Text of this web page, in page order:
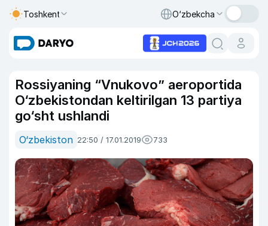
Toshkent O‘zbekcha
Rossiyaning “Vnukovo” aeroportida
O‘zbekistondan keltirilgan 13 partiya
go‘sht ushlandi
O‘zbekiston 22:50 / 17.01.2019 733